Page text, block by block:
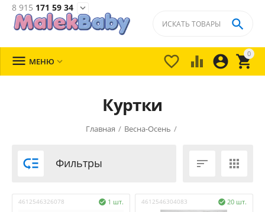
8 915 171 59 34 
0


 

 МЕНЮ 
Куртки
Главная / Весна-Осень /
 Фильтры  
4612546326078 1 шт.
 4612546304083 20 шт.
